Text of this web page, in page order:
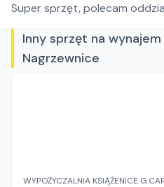
Super sprzęt, polecam
Inny sprzęt na
Nagrzewnice
WYPOŻYCZALNIA